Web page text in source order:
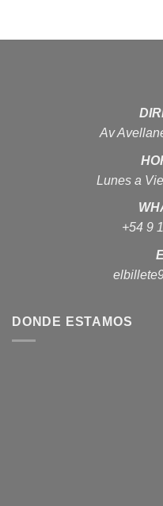
Av
Lunes a
+54 9
DONDE ESTAMOS